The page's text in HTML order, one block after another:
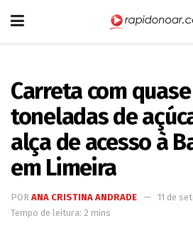
Carreta com
toneladas de
alça de acesso à
em Limeira
POR ANA CRISTINA ANDRADE
11 de
Tempo de leitura: 2 mins